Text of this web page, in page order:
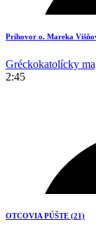
1
Príhovor o. Mareka
Gréckokatolícky
2:45
OTCOVIA PÚŠTE (21)